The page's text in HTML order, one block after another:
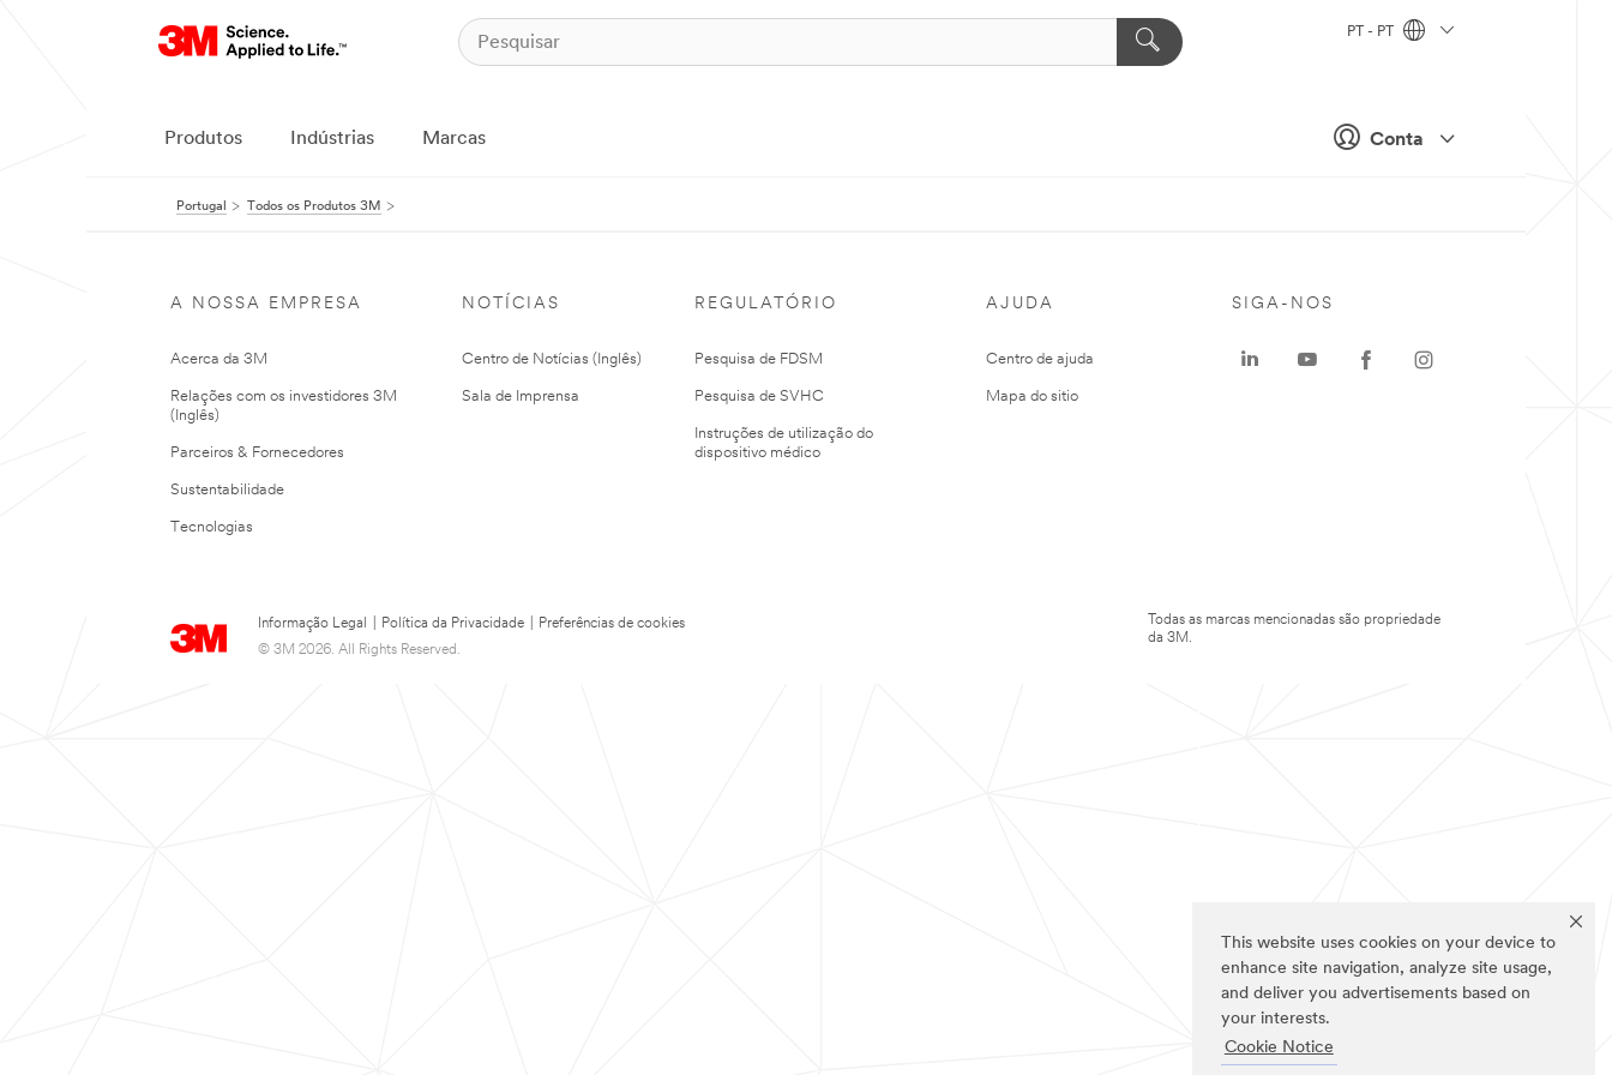
This website uses cookies on your device to
enhance site navigation, analyze site usage,
and deliver you advertisements based on
your interests.
Cookie Notice
Conta
PT - PT
Produtos Indústrias Marcas
Portugal Todos os Produtos 3M
A NOSSA EMPRESA
Acerca da 3M
Relações com os investidores 3M
(Inglês)
Parceiros & Fornecedores
Sustentabilidade
Tecnologias
NOTÍCIAS
Centro de Notícias (Inglês)
Sala de Imprensa
REGULATÓRIO
Pesquisa de FDSM
Pesquisa de SVHC
Instruções de utilização do
dispositivo médico
AJUDA
Centro de ajuda
Mapa do sitio
Informação Legal Política da Privacidade
Preferências de cookies
© 3M 2026. All Rights Reserved.
SIGA-NOS
Todas as marcas mencionadas são propriedade
da 3M.